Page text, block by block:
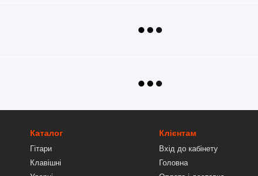
Каталог
Гітари
Клавішні
Клієнтам
Вхід до кабінету
Головна